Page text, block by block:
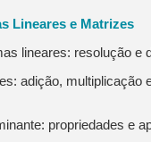
Lineares e Matrizes
lineares: resolução e
adição,
propriedades e